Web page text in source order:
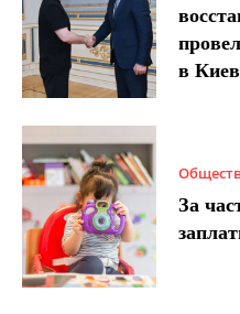
в
За